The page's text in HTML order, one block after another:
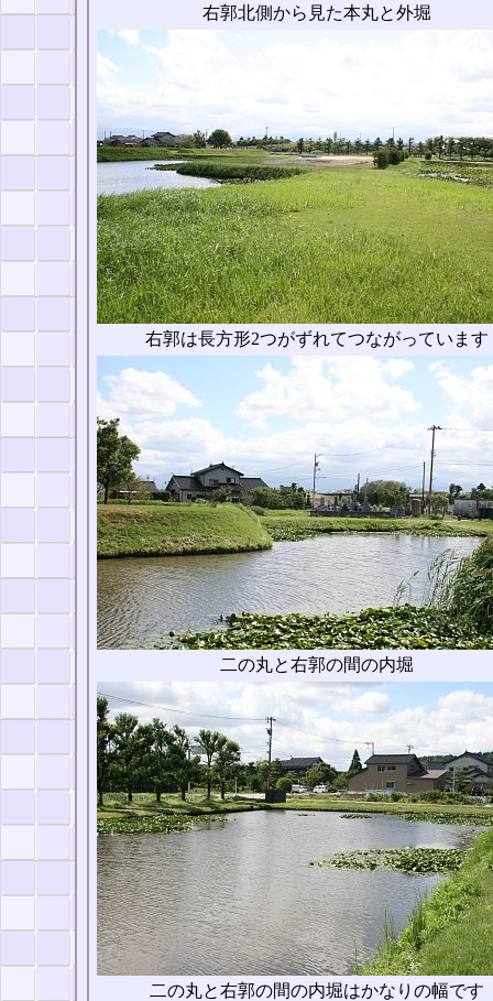
右郭北側から見た本丸と外堀
右郭は長方形2つがずれてつながっています
二の丸と右郭の間の内堀
二の丸と右郭の間の内堀はかなりの幅です